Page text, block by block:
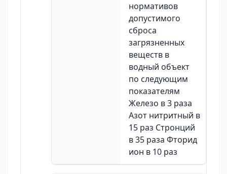
нормативов
допустимого
сброса
загрязненных
веществ в
водный объект
по следующим
показателям
Железо в 3 раза
Азот нитритный в
15 раз Стронций
в 35 раза Фторид
ион в 10 раз